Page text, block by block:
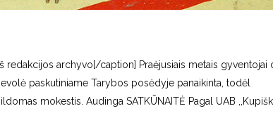
redakcijos archyvo[/caption] Praėjusiais metais gyventojai
paskutiniame Tarybos posėdyje panaikinta, todėl
mokestis. Audinga SATKŪNAITĖ Pagal UAB